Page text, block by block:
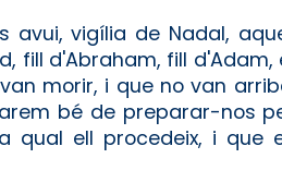
avui, vigília de Nadal,
fill d'Abraham, fill d'Adam,
morir, i que no van
bé de preparar-nos
qual ell procedeix, i que